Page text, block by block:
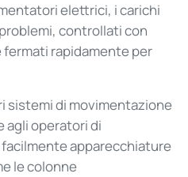
elettrici, i carichi
controllati con
rapidamente per
sistemi di movimentazione
operatori di
apparecchiature
le colonne